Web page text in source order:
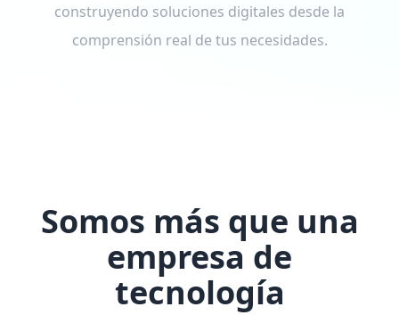
construyendo soluciones digitales desde la
comprensión real de tus necesidades.
Somos más que una
empresa de
tecnología